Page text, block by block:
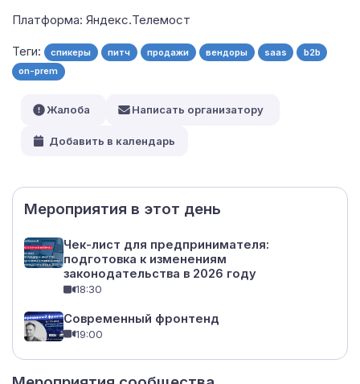
Платформа: Яндекс.Телемост
Теги: спикеры питч продажи вендоры saas
b2b
on-prem
Мероприятия в этот день
Чек-лист для предпринимателя:
подготовка к изменениям
законодательства в 2026 году
18:30
Современный фронтенд
19:00
Жалоба Написать организатору
Добавить в календарь